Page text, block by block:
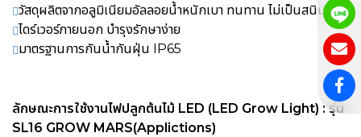
วัสดุผลิตจากอลูมิเนียมอัลลอยน้ำหนักเบา ทนทาน ไม่เป็นสนิม
ไดร์เวอร์ภายนอก บำรุงรักษาง่าย
มาตรฐานการกันน้ำกันฝุ่น IP65
ลักษณะการใช้งานไฟปลูกต้นไม้ LED (LED Grow Light) : รุ่น
SL16 GROW MARS(Applictions)